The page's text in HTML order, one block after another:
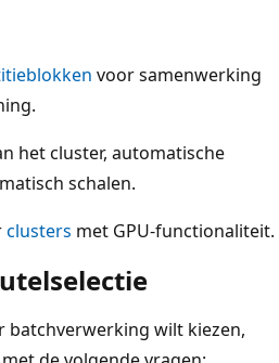
voor samenwerking
het cluster, automatische
schalen.
clusters met GPU-functionaliteit.
batchverwerking wilt kiezen,